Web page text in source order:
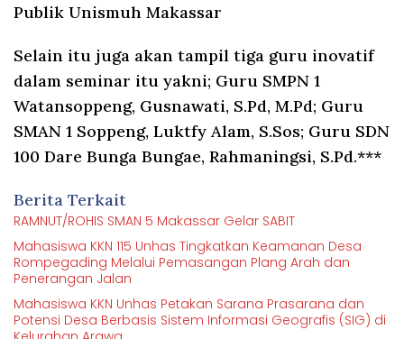
Publik Unismuh Makassar
Selain itu juga akan tampil tiga guru inovatif
dalam seminar itu yakni; Guru SMPN 1
Watansoppeng, Gusnawati, S.Pd, M.Pd; Guru
SMAN 1 Soppeng, Luktfy Alam, S.Sos; Guru SDN
100 Dare Bunga Bungae, Rahmaningsi, S.Pd.***
Berita Terkait
RAMNUT/ROHIS SMAN 5 Makassar Gelar SABIT
Mahasiswa KKN 115 Unhas Tingkatkan Keamanan Desa
Rompegading Melalui Pemasangan Plang Arah dan
Penerangan Jalan
Mahasiswa KKN Unhas Petakan Sarana Prasarana dan
Potensi Desa Berbasis Sistem Informasi Geografis (SIG) di